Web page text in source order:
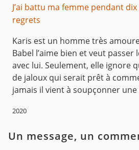
J’ai battu ma femme pendant
regrets
Karis est un homme très
Babel l’aime bien et veut passer
avec lui. Seulement, elle ignore
de jaloux qui serait prêt à
jamais il vient à soupçonner
2020
Un message, un